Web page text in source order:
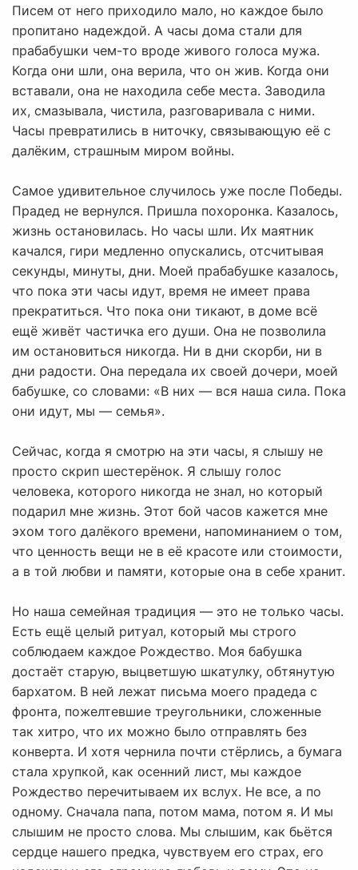
Писем от него приходило мало, но каждое было
пропитано надеждой. А часы дома стали для
прабабушки чем-то вроде живого голоса мужа.
Когда они шли, она верила, что он жив. Когда они
вставали, она не находила себе места. Заводила
их, смазывала, чистила, разговаривала с ними.
Часы превратились в ниточку, связывающую её с
далёким, страшным миром войны.
Самое удивительное случилось уже после Победы.
Прадед не вернулся. Пришла похоронка. Казалось,
жизнь остановилась. Но часы шли. Их маятник
качался, гири медленно опускались, отсчитывая
секунды, минуты, дни. Моей прабабушке казалось,
что пока эти часы идут, время не имеет права
прекратиться. Что пока они тикают, в доме всё
ещё живёт частичка его души. Она не позволила
им остановиться никогда. Ни в дни скорби, ни в
дни радости. Она передала их своей дочери, моей
бабушке, со словами: «В них — вся наша сила. Пока
они идут, мы — семья».
Сейчас, когда я смотрю на эти часы, я слышу не
просто скрип шестерёнок. Я слышу голос
человека, которого никогда не знал, но который
подарил мне жизнь. Этот бой часов кажется мне
эхом того далёкого времени, напоминанием о том,
что ценность вещи не в её красоте или стоимости,
а в той любви и памяти, которые она в себе хранит.
Но наша семейная традиция — это не только часы.
Есть ещё целый ритуал, который мы строго
соблюдаем каждое Рождество. Моя бабушка
достаёт старую, выцветшую шкатулку, обтянутую
бархатом. В ней лежат письма моего прадеда с
фронта, пожелтевшие треугольники, сложенные
так хитро, что их можно было отправлять без
конверта. И хотя чернила почти стёрлись, а бумага
стала хрупкой, как осенний лист, мы каждое
Рождество перечитываем их вслух. Не все, а по
одному. Сначала папа, потом мама, потом я. И мы
слышим не просто слова. Мы слышим, как бьётся
сердце нашего предка, чувствуем его страх, его